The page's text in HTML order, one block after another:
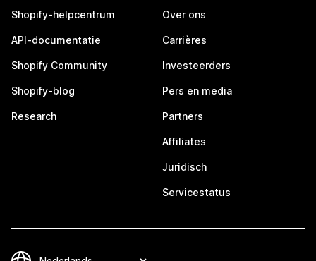
Shopify-helpcentrum
API-documentatie
Shopify Community
Shopify-blog
Research
Over ons
Carrières
Investeerders
Pers en media
Partners
Affiliates
Juridisch
Servicestatus